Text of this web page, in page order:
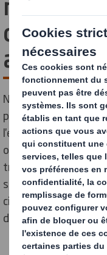
aliments
Nos solutions
pour renforcer la
l'engagement des
objectifs en matière
travaillons en
solutions innovantes
circulaire, répondant
d'emballage de